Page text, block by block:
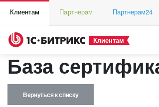
Клиентам Партнерам Партнерам24
Клиентам
База
Вернуться к списку